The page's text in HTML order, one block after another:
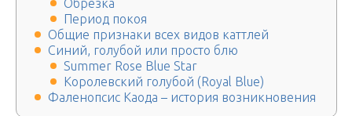
Обрезка
Период покоя
Общие признаки всех видов каттлей
Синий, голубой или просто блю
Summer Rose Blue Star
Королевский голубой (Royal Blue)
Фаленопсис Каода – история возникновения